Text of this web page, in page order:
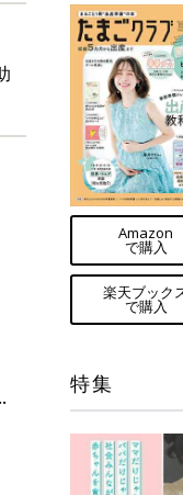
Amazon
で購入
楽天ブック
で購入
特集